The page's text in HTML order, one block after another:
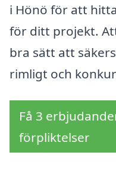
i Hönö för att
för ditt projekt.
bra sätt att
rimligt och
Få 3
förpliktelser